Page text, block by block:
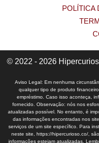
POLÍTICA
© 2022 - 2026
Aviso Legal: Em nenhuma
qualquer tipo de produto
empréstimo. Caso isso aconteça,
fornecido. Observação: nós nos
atualizadas possível. No entanto, é
das informações encontradas nos
serviços de um site específico. Para
neste site, https://hipercurioso.co/,
informações estejam atualizadas.